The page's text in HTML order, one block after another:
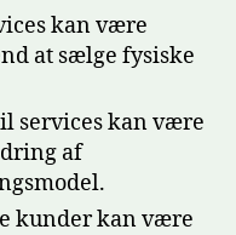
kan være
at sælge fysiske
services kan være
af
kunder kan være